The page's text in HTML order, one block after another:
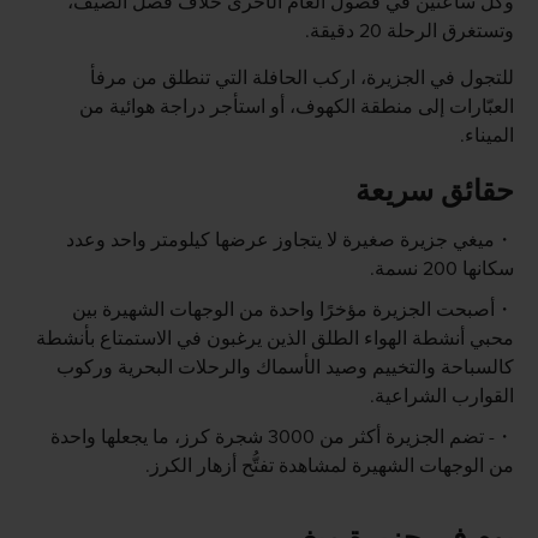
وتستغرق الرحلة 20 دقيقة.
للتجول في الجزيرة، اركب الحافلة التي تنطلق من مرفأ
العبّارات إلى منطقة الكهوف، أو استأجر دراجة هوائية من
الميناء.
حقائق سريعة
ميغي جزيرة صغيرة لا يتجاوز عرضها كيلومتر واحد وعدد
سكانها 200 نسمة.
أصبحت الجزيرة مؤخرًا واحدة من الوجهات الشهيرة بين
محبي أنشطة الهواء الطلق الذين يرغبون في الاستمتاع بأنشطة
كالسباحة والتخييم وصيد الأسماك والرحلات البحرية وركوب
القوارب الشراعية.
- تضم الجزيرة أكثر من 3000 شجرة كرز، ما يجعلها واحدة
من الوجهات الشهيرة لمشاهدة تفتُّح أزهار الكرز.